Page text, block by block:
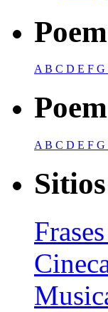
AB C D E F G
A B C D E F G